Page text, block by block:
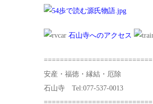
石山寺へのアクセス
===========================
安産・福徳・縁結・厄除
石山寺 Tel:077-537-0013
===========================